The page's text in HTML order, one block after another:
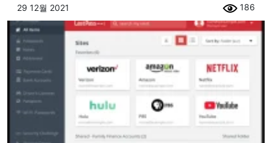
29 12월 2021 186